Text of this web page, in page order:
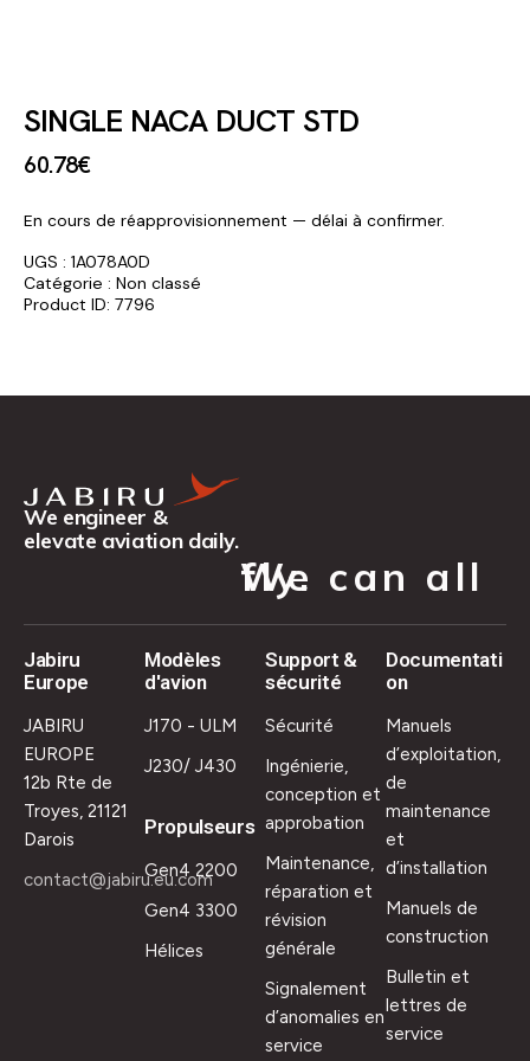
SINGLE NACA DUCT STD
60.78€
En cours de réapprovisionnement — délai à confirmer.
UGS : 1A078A0D
Catégorie : Non classé
Product ID: 7796
We engineer &
elevate aviation daily.
We can all fly.
Jabiru
Europe
JABIRU
EUROPE
12b Rte de
Troyes, 21121
Darois
contact@jabiru.eu.com
Modèles
d'avion
J170 - ULM
J230/ J430
Propulseurs
Gen4 2200
Gen4 3300
Hélices
Support &
sécurité
Sécurité
Ingénierie,
conception et
approbation
Maintenance,
réparation et
révision
générale
Signalement
d’anomalies en
service
Documentati
on
Manuels
d’exploitation,
de
maintenance
et
d’installation
Manuels de
construction
Bulletin et
lettres de
service